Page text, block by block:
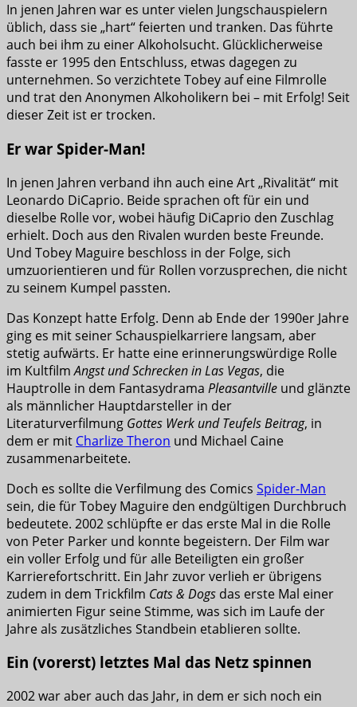
In jenen Jahren war es unter vielen Jungschauspielern
üblich, dass sie „hart“ feierten und tranken. Das führte
auch bei ihm zu einer Alkoholsucht. Glücklicherweise
fasste er 1995 den Entschluss, etwas dagegen zu
unternehmen. So verzichtete Tobey auf eine Filmrolle
und trat den Anonymen Alkoholikern bei – mit Erfolg! Seit
dieser Zeit ist er trocken.
Er war Spider-Man!
In jenen Jahren verband ihn auch eine Art „Rivalität“ mit
Leonardo DiCaprio. Beide sprachen oft für ein und
dieselbe Rolle vor, wobei häufig DiCaprio den Zuschlag
erhielt. Doch aus den Rivalen wurden beste Freunde.
Und Tobey Maguire beschloss in der Folge, sich
umzuorientieren und für Rollen vorzusprechen, die nicht
zu seinem Kumpel passten.
Das Konzept hatte Erfolg. Denn ab Ende der 1990er Jahre
ging es mit seiner Schauspielkarriere langsam, aber
stetig aufwärts. Er hatte eine erinnerungswürdige Rolle
im KultfilmAngst und Schrecken in Las Vegas, die
Hauptrolle in dem Fantasydrama Pleasantville und glänzte
als männlicher Hauptdarsteller in der
Literaturverfilmung Gottes Werk und Teufels Beitrag, in
dem er mit Charlize Theron und Michael Caine
zusammenarbeitete.
Doch es sollte die Verfilmung des Comics Spider-Man
sein, die für Tobey Maguire den endgültigen Durchbruch
bedeutete. 2002 schlüpfte er das erste Mal in die Rolle
von Peter Parker und konnte begeistern. Der Film war
ein voller Erfolg und für alle Beteiligten ein großer
Karrierefortschritt. Ein Jahr zuvor verlieh er übrigens
zudem in dem Trickfilm Cats & Dogs das erste Mal einer
animierten Figur seine Stimme, was sich im Laufe der
Jahre als zusätzliches Standbein etablieren sollte.
Ein (vorerst) letztes Mal das Netz spinnen
2002 war aber auch das Jahr, in dem er sich noch ein